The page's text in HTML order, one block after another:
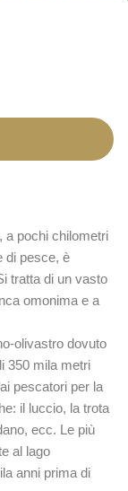
a pochi chilometri
di pesce, è
tratta di un vasto
omonima e a
olivastro dovuto
350 mila metri
pescatori per la
il luccio, la trota
ecc. Le più
al lago
anni prima di